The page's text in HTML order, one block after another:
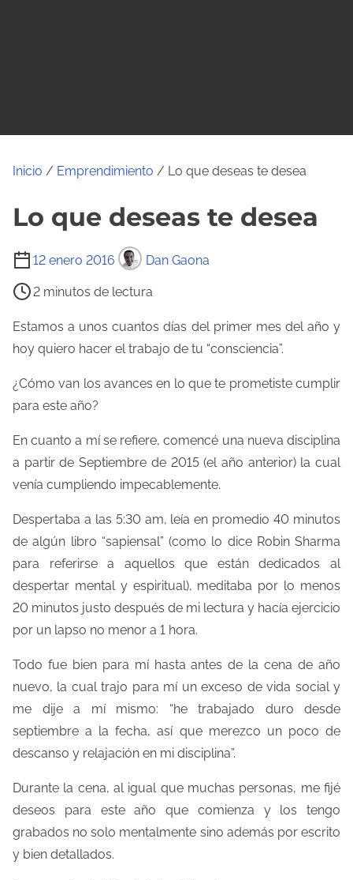
Inicio / Emprendimiento / Lo que deseas te desea
Lo que deseas te desea
12 enero 2016 Dan Gaona
T
e
m
p
d
e
l
u
r
a
d
e
l
d
a
2 minutos de lectura
Estamos a unos cuantos días del primer mes del año y
hoy quiero hacer el trabajo de tu “consciencia”.
¿Cómo van los avances en lo que te prometiste cumplir
para este año?
En cuanto a mí se refiere, comencé una nueva disciplina
a partir de Septiembre de 2015 (el año anterior) la cual
venía cumpliendo impecablemente.
Despertaba a las 5:30 am, leía en promedio 40 minutos
de algún libro “sapiensal” (como lo dice Robin Sharma
para referirse a aquellos que están dedicados al
despertar mental y espiritual), meditaba por lo menos
20 minutos justo después de mi lectura y hacía ejercicio
por un lapso no menor a 1 hora.
Todo fue bien para mí hasta antes de la cena de año
nuevo, la cual trajo para mí un exceso de vida social y
me dije a mí mismo: “he trabajado duro desde
septiembre a la fecha, así que merezco un poco de
descanso y relajación en mi disciplina”.
Durante la cena, al igual que muchas personas, me fijé
deseos para este año que comienza y los tengo
grabados no solo mentalmente sino además por escrito
y bien detallados.